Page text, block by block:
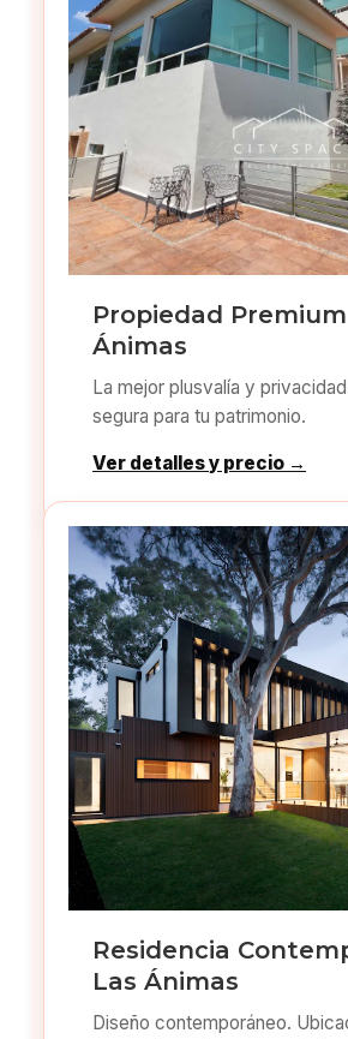
Propiedad
Ánimas
La mejor plusvalía y
segura para tu patrimonio.
Ver detalles y precio →
Residencia
Las Ánimas
Diseño contemporáneo.